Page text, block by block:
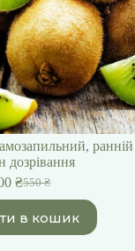
ранній
дозрівання
550₴
Оригінальна
550 ₴.
₴Поточна
400 ₴.
в кошик